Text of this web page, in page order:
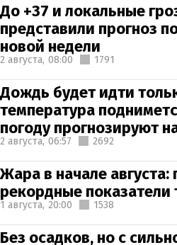
До +37 и локальные
представили прогноз
новой недели
2 августа, 08:00 1791
Дождь будет идти
температура
погоду прогнозируют
2 августа, 06:57 2692
Жара в начале августа:
рекордные показатели
1 августа, 20:00 1538
Без осадков, но с